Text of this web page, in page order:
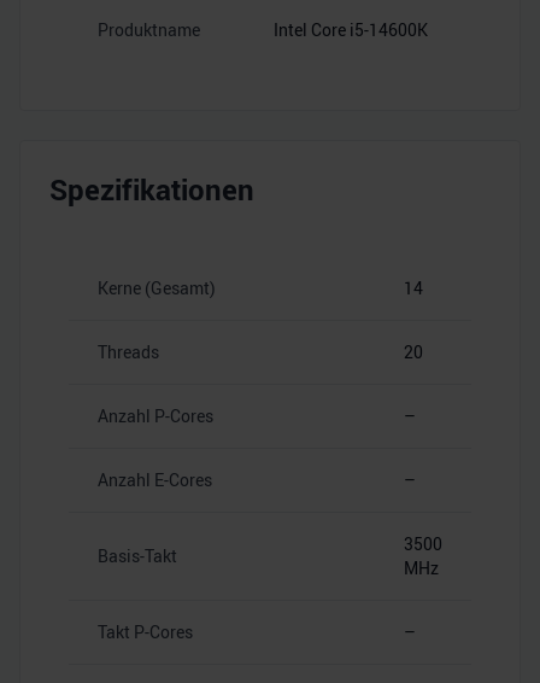
Produktname Intel Core i5-14600K
Spezifikationen
Kerne (Gesamt) 14
Threads 20
Anzahl P-Cores –
Anzahl E-Cores –
Basis-Takt
3500
MHz
Takt P-Cores –